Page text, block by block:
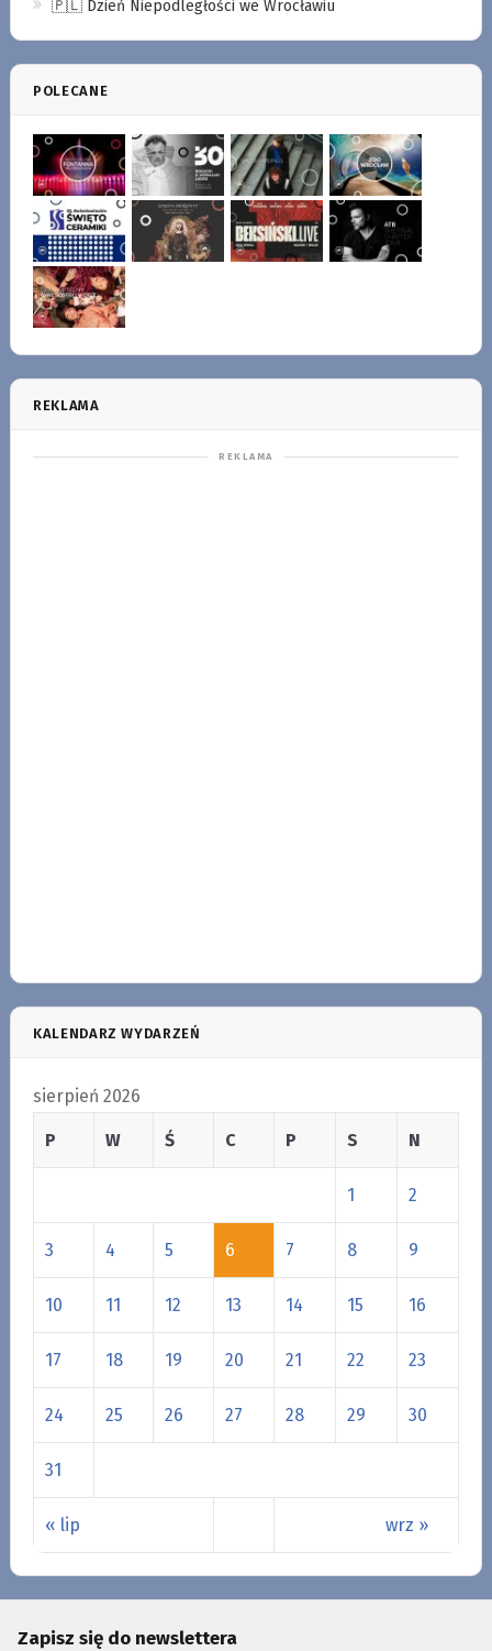
🇵🇱 Dzień Niepodległości we Wrocławiu
POLECANE
REKLAMA
KALENDARZ WYDARZEŃ
sierpień 2026
P W Ś C P S N
« lip wrz »
1 2
3 4 5 6 7 8 9
10 11 12 13 14 15 16
17 18 19 20 21 22 23
24 25 26 27 28 29 30
31
Zapisz się do newslettera